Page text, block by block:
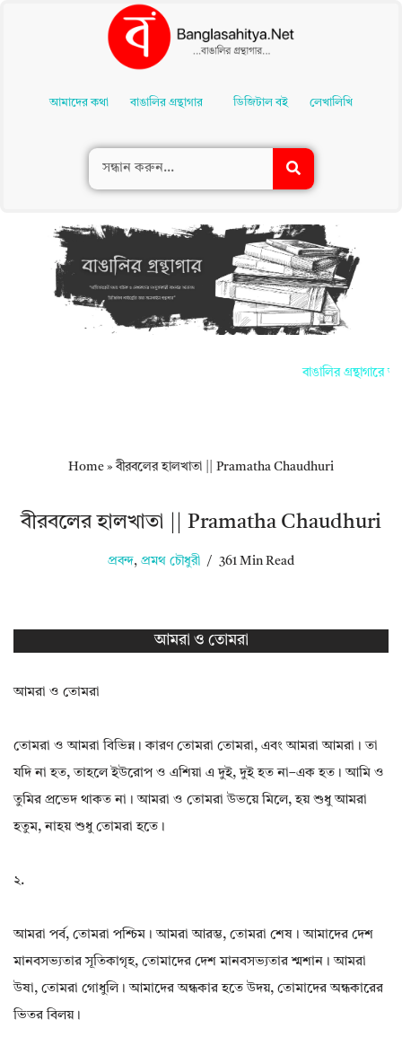
Contentআমাদের কথা বাঙালির গ্রন্থাগার ডিজিটাল বই লেখালিখি
বাঙালির গ্রন্থাগারে
Home »বীরবলের হালখাতা || Pramatha Chaudhuri
বীরবলের হালখাতা || Pramatha Chaudhuri
প্রবন্দ, প্রমথ চৌধুরী 361 Min Read
আমরা ও তোমরা
আমরা ও তোমরা
তোমরা ও আমরা বিভিন্ন। কারণ তোমরা তোমরা, এবং আমরা আমরা। তা
যদি না হত, তাহলে ইউরোপ ও এশিয়া এ দুই, দুই হত না–এক হত। আমি ও
তুমির প্রভেদ থাকত না। আমরা ও তোমরা উভয়ে মিলে, হয় শুধু আমরা
হতুম, নাহয় শুধু তোমরা হতে।
২.
আমরা পর্ব, তোমরা পশ্চিম। আমরা আরম্ভ, তোমরা শেষ। আমাদের দেশ
মানবসভ্যতার সূতিকাগৃহ, তোমাদের দেশ মানবসভ্যতার শ্মশান। আমরা
উষা, তোমরা গোধুলি। আমাদের অন্ধকার হতে উদয়, তোমাদের অন্ধকারের
ভিতর বিলয়।